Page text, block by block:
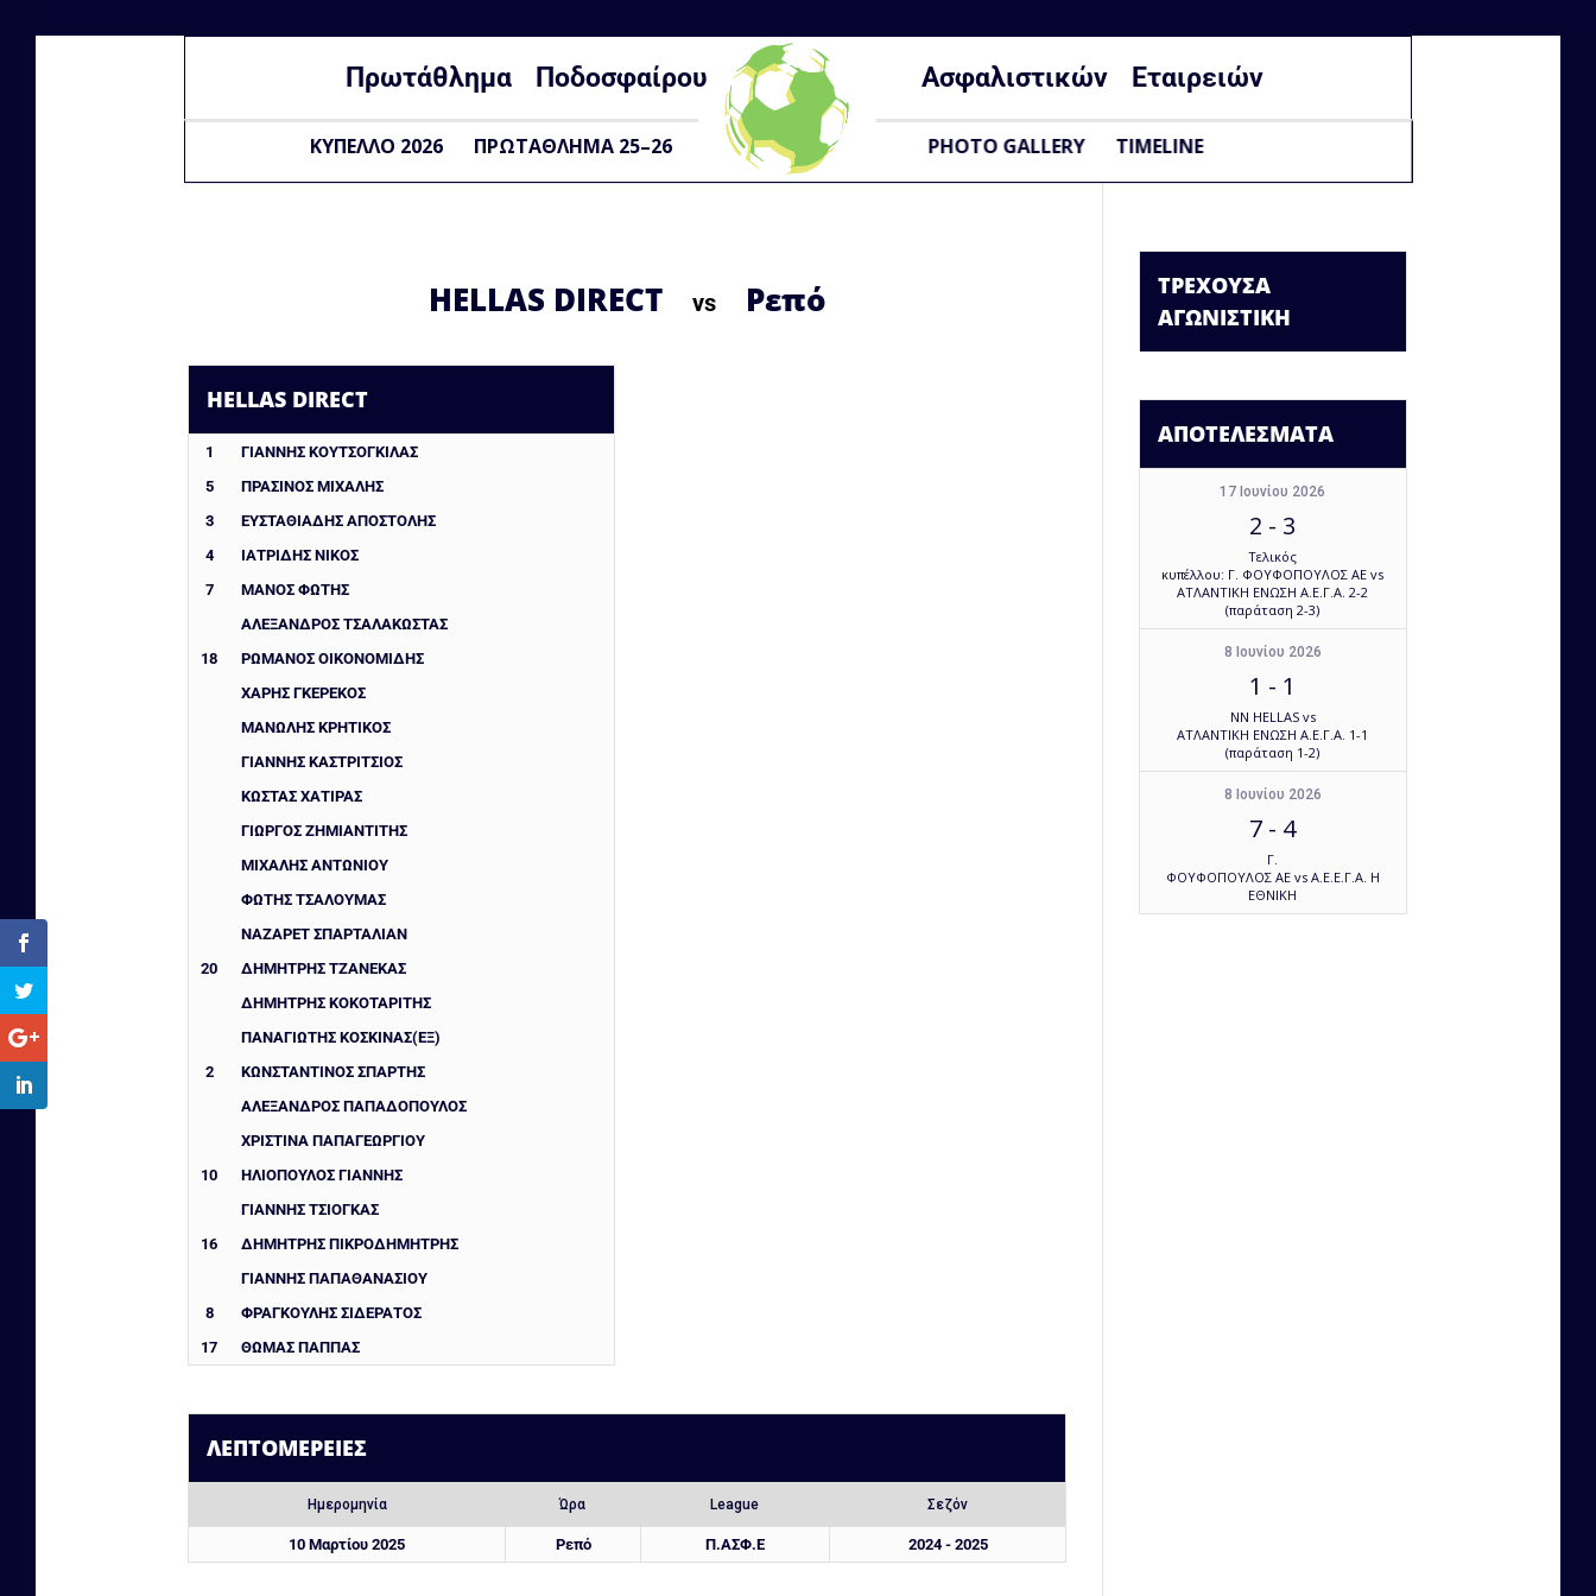
Πρωτάθλημα Ποδοσφαίρου Ασφαλιστικών Εταιρειών
ΚΥΠΕΛΛΟ 2026 ΠΡΩΤΑΘΛΗΜΑ 25–26 PHOTO GALLERY TIMELINE
HELLAS DIRECT vs Ρεπό
HELLAS DIRECT
1
ΓΙΑΝΝΗΣ ΚΟΥΤΣΟΓΚΙΛΑΣ
5
ΠΡΑΣΙΝΟΣ ΜΙΧΑΛΗΣ
3
ΕΥΣΤΑΘΙΑΔΗΣ ΑΠΟΣΤΟΛΗΣ
4
ΙΑΤΡΙΔΗΣ ΝΙΚΟΣ
7
ΜΑΝΟΣ ΦΩΤΗΣ
ΑΛΈΞΑΝΔΡΟΣ ΤΣΑΛΑΚΏΣΤΑΣ
18
ΡΩΜΑΝΌΣ ΟΙΚΟΝΟΜΊΔΗΣ
ΧΆΡΗΣ ΓΚΕΡΈΚΟΣ
ΜΑΝΩΛΗΣ ΚΡΗΤΙΚΟΣ
ΓΙΑΝΝΗΣ ΚΑΣΤΡΙΤΣΙΟΣ
ΚΏΣΤΑΣ ΧΑΤΙΡΑΣ
ΓΙΏΡΓΟΣ ΖΗΜΙΑΝΤΊΤΗΣ
ΜΙΧΆΛΗΣ ΑΝΤΩΝΊΟΥ
ΦΏΤΗΣ ΤΣΑΛΟΥΜΆΣ
ΝΑΖΑΡΈΤ ΣΠΑΡΤΑΛΙΆΝ
20
ΔΗΜΉΤΡΗΣ ΤΖΑΝΈΚΑΣ
ΔΗΜΉΤΡΗΣ ΚΟΚΟΤΑΡΊΤΗΣ
ΠΑΝΑΓΙΩΤΗΣ ΚΟΣΚΙΝΑΣ(ΕΞ)
2
ΚΩΝΣΤΑΝΤΙΝΟΣ ΣΠΑΡΤΗΣ
ΑΛΈΞΑΝΔΡΟΣ ΠΑΠΑΔΌΠΟΥΛΟΣ
ΧΡΙΣΤΊΝΑ ΠΑΠΑΓΕΩΡΓΙΟΥ
10
ΗΛΙΟΠΟΥΛΟΣ ΓΙΑΝΝΗΣ
ΓΙΆΝΝΗΣ ΤΣΙΌΓΚΑΣ
16
ΔΗΜΉΤΡΗΣ ΠΙΚΡΟΔΗΜΉΤΡΗΣ
ΓΙΆΝΝΗΣ ΠΑΠΑΘΑΝΑΣΊΟΥ
8
ΦΡΑΓΚΟΎΛΗΣ ΣΙΔΕΡΆΤΟΣ
17
ΘΩΜΑΣ ΠΑΠΠΆΣ
ΛΕΠΤΟΜΈΡΕΙΕΣ
Ημερομηνία Ώρα League Σεζόν
10 Μαρτίου 2025 Ρεπό Π.ΑΣΦ.Ε 2024 - 2025
ΤΡΕΧΟΥΣΑ
ΑΓΩΝΙΣΤΙΚΗ
ΑΠΟΤΕΛΕΣΜΑΤΑ
17 Ιουνίου 2026
2 - 3
Τελικός
κυπέλλου: Γ. ΦΟΥΦΟΠΟΥΛΟΣ ΑΕ vs
ΑΤΛΑΝΤΙΚΗ ΕΝΩΣΗ Α.Ε.Γ.Α. 2-2
(παράταση 2-3)
8 Ιουνίου 2026
1 - 1
NN HELLAS vs
ΑΤΛΑΝΤΙΚΗ ΕΝΩΣΗ Α.Ε.Γ.Α. 1-1
(παράταση 1-2)
8 Ιουνίου 2026
7 - 4
Γ.
ΦΟΥΦΟΠΟΥΛΟΣ ΑΕ vs Α.Ε.Ε.Γ.Α. Η
ΕΘΝΙΚΗ